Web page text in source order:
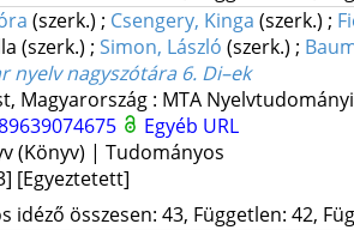
(szerk.) ; Csengery, Kinga (szerk.) ;
(szerk.) ; Simon, László (szerk.) ;
nyelv nagyszótára 6. Di–ek
Magyarország : MTA
Egyéb URL
(Könyv) | Tudományos
[Egyeztetett]
idéző összesen: 43, Független: 42,